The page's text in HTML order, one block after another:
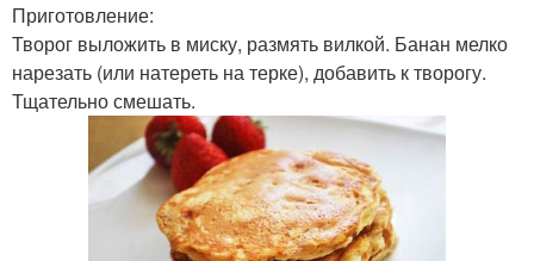
Приготовление:
Творог выложить в миску, размять вилкой. Банан мелко
нарезать (или натереть на терке), добавить к творогу.
Тщательно смешать.